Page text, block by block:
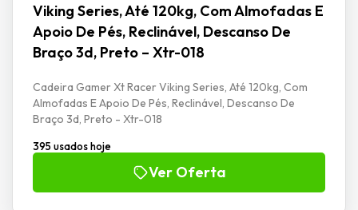
Viking Series, Até 120kg, Com Almofadas E
Apoio De Pés, Reclinável, Descanso De
Braço 3d, Preto – Xtr-018
Cadeira Gamer Xt Racer Viking Series, Até 120kg, Com
Almofadas E Apoio De Pés, Reclinável, Descanso De
Braço 3d, Preto - Xtr-018
395 usados hoje
Ver Oferta